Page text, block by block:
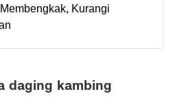
Kurangi
daging kambing